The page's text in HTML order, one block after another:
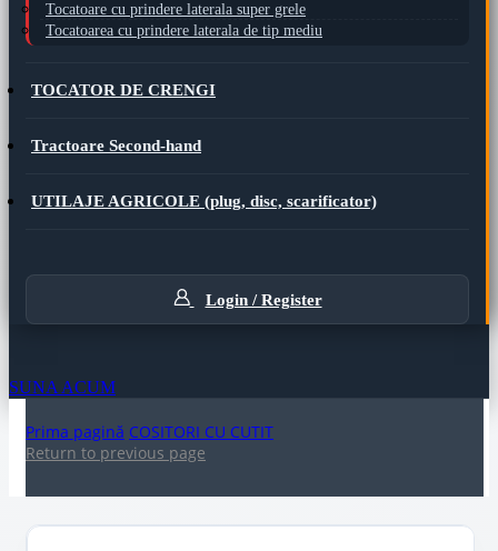
Tocatoare cu prindere laterala super grele
Tocatoarea cu prindere laterala de tip mediu
TOCATOR DE CRENGI
Tractoare Second-hand
UTILAJE AGRICOLE (plug, disc, scarificator)
Login / Register
SUNA ACUM
Prima pagină COSITORI CU CUTIT
Return to previous page